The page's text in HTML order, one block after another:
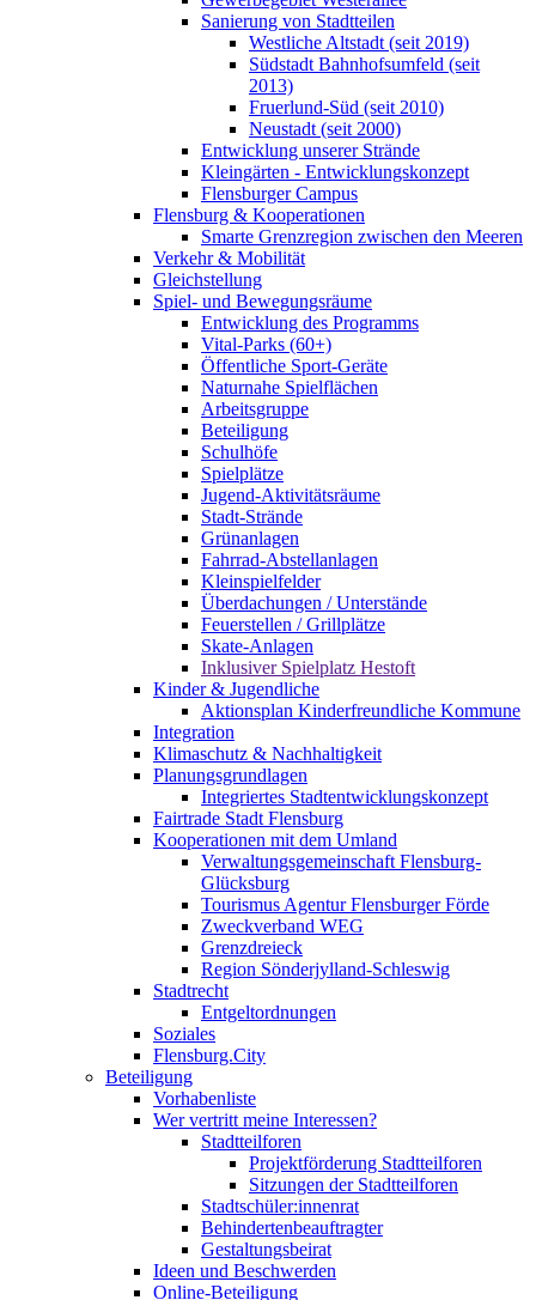
Sanierung von Stadtteilen
Westliche Altstadt (seit 2019)
Südstadt Bahnhofsumfeld (seit
2013)
Fruerlund-Süd (seit 2010)
Neustadt (seit 2000)
Entwicklung unserer Strände
Kleingärten - Entwicklungskonzept
Flensburger Campus
Flensburg & Kooperationen
Smarte Grenzregion zwischen den Meeren
Verkehr & Mobilität
Gleichstellung
Spiel- und Bewegungsräume
Entwicklung des Programms
Vital-Parks (60+)
Öffentliche Sport-Geräte
Naturnahe Spielflächen
Arbeitsgruppe
Beteiligung
Schulhöfe
Spielplätze
Jugend-Aktivitätsräume
Stadt-Strände
Grünanlagen
Fahrrad-Abstellanlagen
Kleinspielfelder
Überdachungen / Unterstände
Feuerstellen / Grillplätze
Skate-Anlagen
Inklusiver Spielplatz Hestoft
Kinder & Jugendliche
Aktionsplan Kinderfreundliche Kommune
Integration
Klimaschutz & Nachhaltigkeit
Planungsgrundlagen
Integriertes Stadtentwicklungskonzept
Fairtrade Stadt Flensburg
Kooperationen mit dem Umland
Verwaltungsgemeinschaft Flensburg-
Glücksburg
Tourismus Agentur Flensburger Förde
Zweckverband WEG
Grenzdreieck
Region Sönderjylland-Schleswig
Stadtrecht
Entgeltordnungen
Soziales
Flensburg.City
Beteiligung
Vorhabenliste
Wer vertritt meine Interessen?
Stadtteilforen
Projektförderung Stadtteilforen
Sitzungen der Stadtteilforen
Stadtschüler:innenrat
Behindertenbeauftragter
Gestaltungsbeirat
Ideen und Beschwerden
Online-Beteiligung